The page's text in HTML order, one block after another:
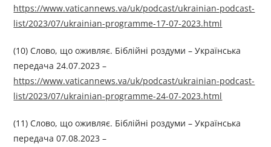
https://www.vaticannews.va/uk/podcast/ukrainian-podcast-
list/2023/07/ukrainian-programme-17-07-2023.html
(10) Слово, що оживляє. Біблійні роздуми – Українська
передача 24.07.2023 –
https://www.vaticannews.va/uk/podcast/ukrainian-podcast-
list/2023/07/ukrainian-programme-24-07-2023.html
(11) Слово, що оживляє. Біблійні роздуми – Українська
передача 07.08.2023 –